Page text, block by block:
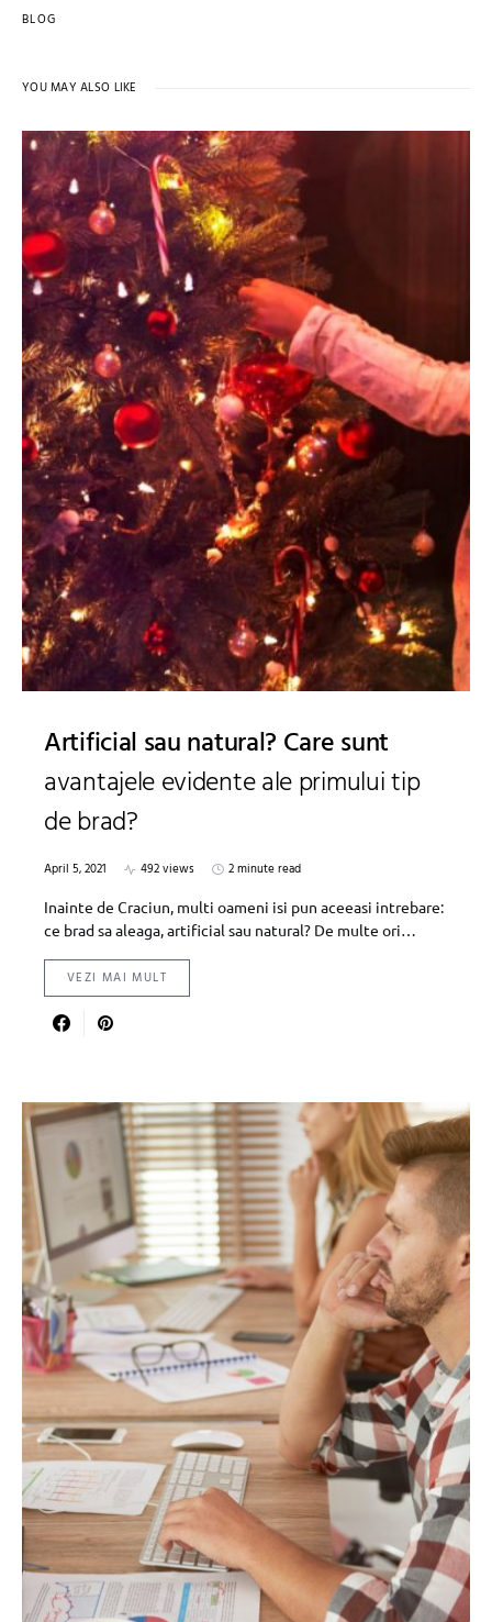
BLOG
YOU MAY ALSO LIKE
Artificial sau natural? Care sunt
avantajele evidente ale primului tip
de brad?
April 5, 2021 492 views
2 minute read
Inainte de Craciun, multi oameni isi pun aceeasi intrebare:
ce brad sa aleaga, artificial sau natural? De multe ori…
VEZI MAI MULT